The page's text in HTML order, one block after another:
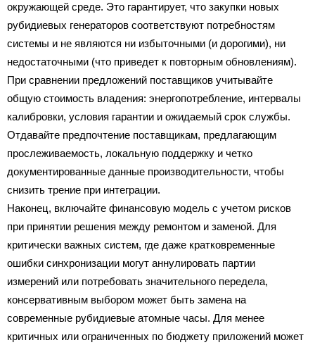
окружающей среде. Это гарантирует, что закупки новых
рубидиевых генераторов соответствуют потребностям
системы и не являются ни избыточными (и дорогими), ни
недостаточными (что приведет к повторным обновлениям).
При сравнении предложений поставщиков учитывайте
общую стоимость владения: энергопотребление, интервалы
калибровки, условия гарантии и ожидаемый срок службы.
Отдавайте предпочтение поставщикам, предлагающим
прослеживаемость, локальную поддержку и четко
документированные данные производительности, чтобы
снизить трение при интеграции.
Наконец, включайте финансовую модель с учетом рисков
при принятии решения между ремонтом и заменой. Для
критически важных систем, где даже кратковременные
ошибки синхронизации могут аннулировать партии
измерений или потребовать значительного передела,
консервативным выбором может быть замена на
современные рубидиевые атомные часы. Для менее
критичных или ограниченных по бюджету приложений может